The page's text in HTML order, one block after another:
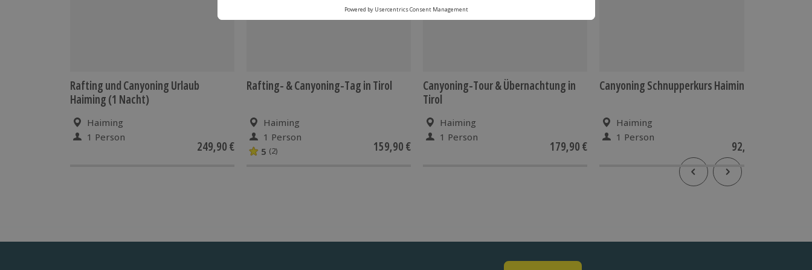
Rafting und Canyoning Urlaub
Haiming (1 Nacht)
Haiming
1 Person
249,90 €
Rafting- & Canyoning-Tag in Tirol
Haiming
1 Person
5 (2) 159,90 €
Canyoning-Tour & Übernachtung in
Tirol
Haiming
1 Person
179,90 €
Canyoning Schnupperkurs Haiming
Haiming
1 Person
92,90 €